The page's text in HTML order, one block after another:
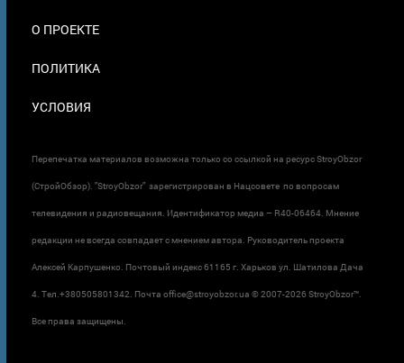
О ПРОЕКТЕ
ПОЛИТИКА
УСЛОВИЯ
Перепечатка материалов возможна только со ссылкой на ресурс StroyObzor
(СтройОбзор). "StroyObzor" зарегистрирован в Нацсовете по вопросам
телевидения и радиовещания. Идентификатор медиа – R40-06464. Мнение
редакции не всегда совпадает с мнением автора. Руководитель проекта
Алексей Карпушенко. Почтовый индекс 61165 г. Харьков ул. Шатилова Дача
4. Тел.+380505801342. Почта office@stroyobzor.ua © 2007-2026 StroyObzor™.
Все права защищены.